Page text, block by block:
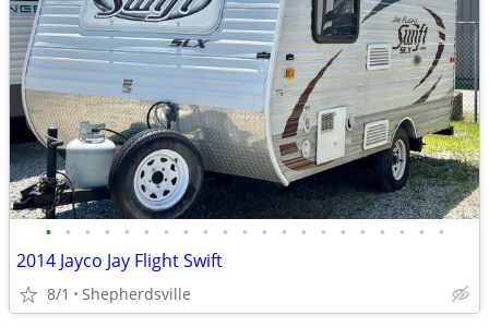
• • • • • • • • • • • • • • • • • • • • •
2014 Jayco Jay Flight Swift
8/1 Shepherdsville